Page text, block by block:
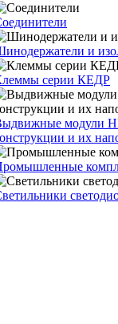
и
серии КЕДР
модули
и их